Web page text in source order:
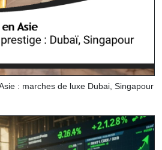
: marches de luxe Dubai, Singapour